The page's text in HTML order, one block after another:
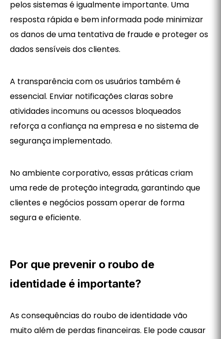
pelos sistemas é igualmente importante. Uma
resposta rápida e bem informada pode minimizar
os danos de uma tentativa de fraude e proteger os
dados sensíveis dos clientes.
A transparência com os usuários também é
essencial. Enviar notificações claras sobre
atividades incomuns ou acessos bloqueados
reforça a confiança na empresa e no sistema de
segurança implementado.
No ambiente corporativo, essas práticas criam
uma rede de proteção integrada, garantindo que
clientes e negócios possam operar de forma
segura e eficiente.
Por que prevenir o roubo de
identidade é importante?
As consequências do roubo de identidade vão
muito além de perdas financeiras. Ele pode causar